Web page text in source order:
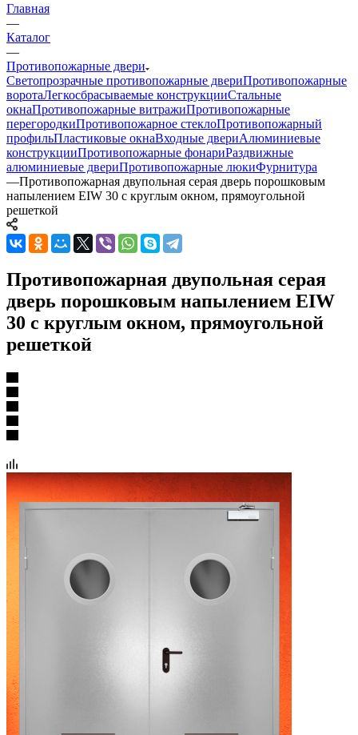
Главная
—
Каталог
—
Противопожарные двери
Светопрозрачные противопожарные двериПротивопожарные
воротаЛегкосбрасываемые конструкцииСтальные
окнаПротивопожарные витражиПротивопожарные
перегородкиПротивопожарное стеклоПротивопожарный
профильПластиковые окнаВходные двериАлюминиевые
конструкцииПротивопожарные фонариРаздвижные
алюминиевые двериПротивопожарные люкиФурнитура
—Противопожарная двупольная серая дверь порошковым
напылением EIW 30 с круглым окном, прямоугольной
решеткой
Противопожарная двупольная серая
дверь порошковым напылением EIW
30 с круглым окном, прямоугольной
решеткой